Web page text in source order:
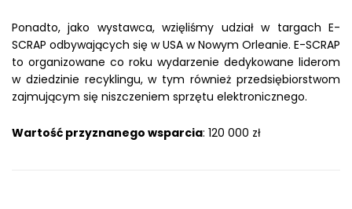
Ponadto, jako wystawca, wzięliśmy udział w targach E-
SCRAP odbywających się w USA w Nowym Orleanie. E-SCRAP
to organizowane co roku wydarzenie dedykowane liderom
w dziedzinie recyklingu, w tym również przedsiębiorstwom
zajmującym się niszczeniem sprzętu elektronicznego.
Wartość przyznanego wsparcia: 120 000 zł